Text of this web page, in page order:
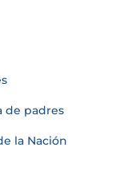
de padres
la Nación